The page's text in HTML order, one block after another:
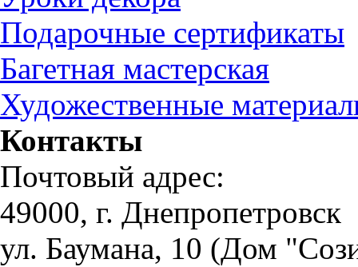
Подарочные сертификаты
Багетная мастерская
Художественные
Контакты
Почтовый адрес:
49000, г. Днепропетровск
ул. Баумана, 10 (Дом